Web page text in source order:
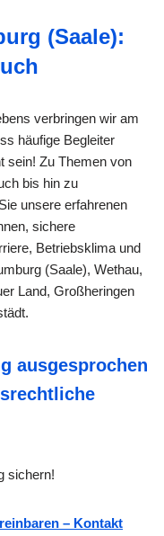
(Saale):
verbringen wir am
häufige Begleiter
sein! Zu Themen von
bis hin zu
unsere erfahrenen
sichere
Betriebsklima und
(Saale), Wethau,
Land, Großheringen
ausgesprochen
sichern!
– Kontakt